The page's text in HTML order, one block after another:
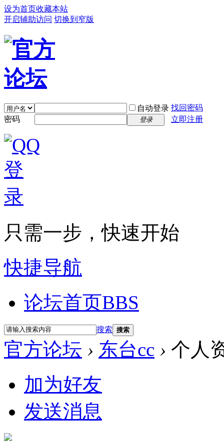
设为首页收藏本站
开启辅助访问 切换到窄版
自动登录 找回密码
密码
登录 立即注册
只需一步，快速开始
快捷导航
论坛首页BBS
搜索 搜索
官方论坛 › 东台cc › 个人
加为好友
发送消息